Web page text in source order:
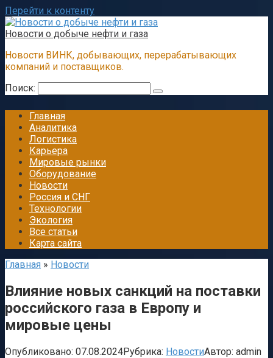
Перейти к контенту
Новости о добыче нефти и газа
Новости ВИНК, добывающих, перерабатывающих
компаний и поставщиков.
Поиск:
Главная
Аналитика
Логистика
Карьера
Мировые рынки
Оборудование
Новости
Россия и СНГ
Технологии
Экология
Все статьи
Карта сайта
Главная » Новости
Влияние новых санкций на поставки
российского газа в Европу и
мировые цены
Опубликовано: 07.08.2024Рубрика: НовостиАвтор: admin